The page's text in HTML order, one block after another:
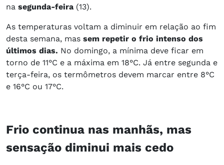
na segunda-feira (13).
As temperaturas voltam a diminuir em relação ao fim
desta semana, mas sem repetir o frio intenso dos
últimos dias. No domingo, a mínima deve ficar em
torno de 11°C e a máxima em 18°C. Já entre segunda e
terça-feira, os termômetros devem marcar entre 8°C
e 16°C ou 17°C.
Frio continua nas manhãs, mas
sensação diminui mais cedo